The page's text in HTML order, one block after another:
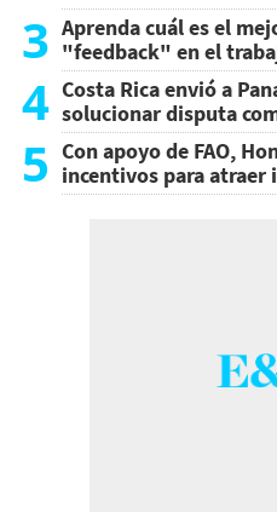
3 Aprenda cuál es el
"feedback" en el
4 Costa Rica envió a
solucionar disputa
5 Con apoyo de FAO,
incentivos para atraer